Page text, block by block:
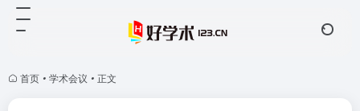
首页 • 学术会议 • 正文